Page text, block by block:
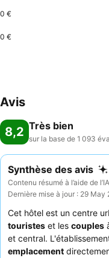
0 €
0 €
Avis
8,2 Très bien
sur la base de 1 093
Synthèse des avis
Contenu résumé à l’aide de
Dernière mise à jour : 29 May
Cet hôtel est un centre
touristes et les couples
et central.
emplacement